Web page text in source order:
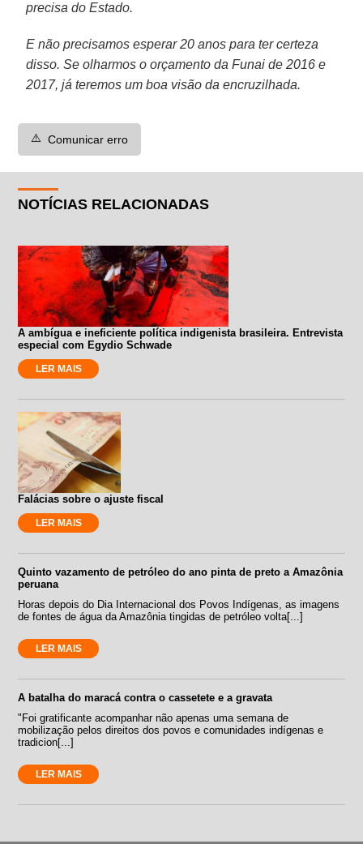
precisa do Estado.
E não precisamos esperar 20 anos para ter certeza
disso. Se olharmos o orçamento da Funai de 2016 e
2017, já teremos um boa visão da encruzilhada.
⚠️ Comunicar erro
NOTÍCIAS RELACIONADAS
A ambígua e ineficiente política indigenista brasileira. Entrevista
especial com Egydio Schwade
LER MAIS
Falácias sobre o ajuste fiscal
LER MAIS
Quinto vazamento de petróleo do ano pinta de preto a Amazônia
peruana
Horas depois do Dia Internacional dos Povos Indígenas, as imagens
de fontes de água da Amazônia tingidas de petróleo volta[...]
LER MAIS
A batalha do maracá contra o cassetete e a gravata
"Foi gratificante acompanhar não apenas uma semana de
mobilização pelos direitos dos povos e comunidades indígenas e
tradicion[...]
LER MAIS